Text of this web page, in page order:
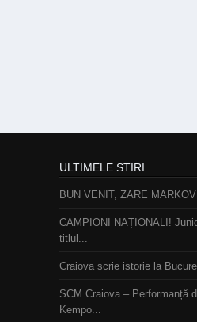
ULTIMELE STIRI
BUN VENIT, ZARE
CAMPIONI NAȚIONALI!
titlul...
Craiova scrie istorie la
SCM Craiova – Performanță
Kempo...